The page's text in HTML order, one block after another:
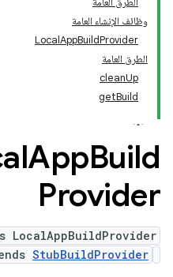
وظائف الإنشاء العامة
LocalAppBuildProvider
الطرق العامة
cleanUp
getBuild
AppBuild
Provider
LocalAppBuildProvider
StubBuildProvider